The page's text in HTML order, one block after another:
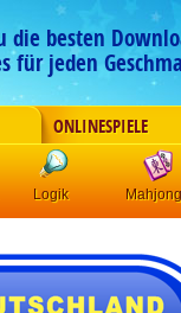
die besten
für jeden
ONLINESPIELE
Logik Mahjong